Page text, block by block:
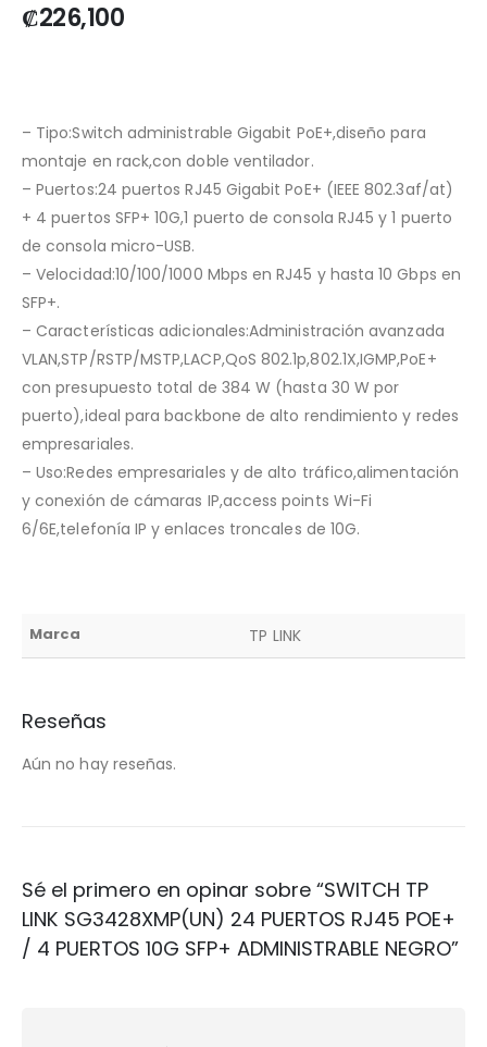
₡226,100
– Tipo:Switch administrable Gigabit PoE+,diseño para
montaje en rack,con doble ventilador.
– Puertos:24 puertos RJ45 Gigabit PoE+ (IEEE 802.3af/at)
+ 4 puertos SFP+ 10G,1 puerto de consola RJ45 y 1 puerto
de consola micro-USB.
– Velocidad:10/100/1000 Mbps en RJ45 y hasta 10 Gbps en
SFP+.
– Características adicionales:Administración avanzada
VLAN,STP/RSTP/MSTP,LACP,QoS 802.1p,802.1X,IGMP,PoE+
con presupuesto total de 384 W (hasta 30 W por
puerto),ideal para backbone de alto rendimiento y redes
empresariales.
– Uso:Redes empresariales y de alto tráfico,alimentación
y conexión de cámaras IP,access points Wi-Fi
6/6E,telefonía IP y enlaces troncales de 10G.
Marca TP LINK
Reseñas
Aún no hay reseñas.
Sé el primero en opinar sobre “SWITCH TP
LINK SG3428XMP(UN) 24 PUERTOS RJ45 POE+
/ 4 PUERTOS 10G SFP+ ADMINISTRABLE NEGRO”